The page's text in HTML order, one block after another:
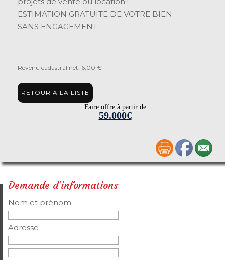
ESTIMATION GRATUITE DE VOTRE BIEN
SANS ENGAGEMENT
Revenu cadastral net: 6,00 €
RETOUR À LA LISTE
Faire offre à partir de
59.000€
Demande d'informations
Nom et prénom
Adresse